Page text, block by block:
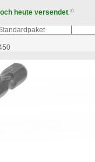
heute versendet.¹⁾